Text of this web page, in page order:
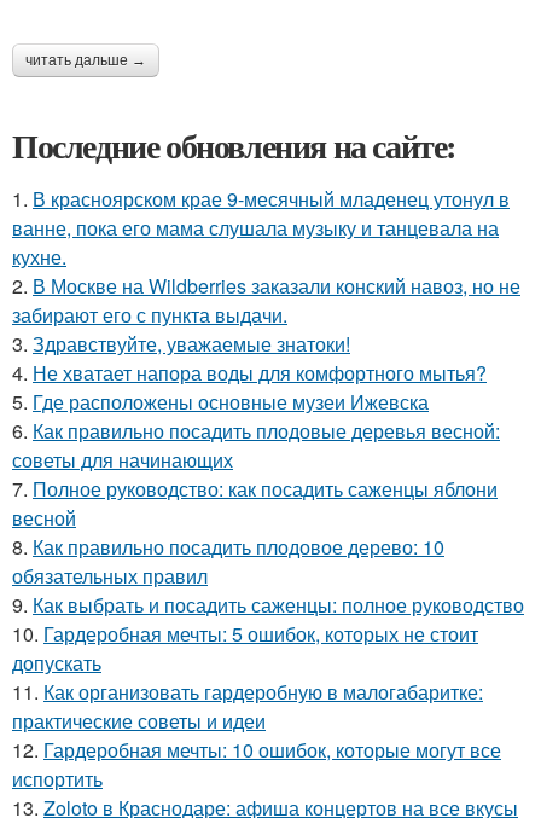
читать дальше →
Последние обновления на сайте:
1. В красноярском крае 9-месячный младенец утонул в
ванне, пока его мама слушала музыку и танцевала на
кухне.
2. В Москве на Wildberries заказали конский навоз, но не
забирают его с пункта выдачи.
3. Здравствуйте, уважаемые знатоки!
4. Не хватает напора воды для комфортного мытья?
5. Где расположены основные музеи Ижевска
6. Как правильно посадить плодовые деревья весной:
советы для начинающих
7. Полное руководство: как посадить саженцы яблони
весной
8. Как правильно посадить плодовое дерево: 10
обязательных правил
9. Как выбрать и посадить саженцы: полное руководство
10. Гардеробная мечты: 5 ошибок, которых не стоит
допускать
11. Как организовать гардеробную в малогабаритке:
практические советы и идеи
12. Гардеробная мечты: 10 ошибок, которые могут все
испортить
13. Zoloto в Краснодаре: афиша концертов на все вкусы